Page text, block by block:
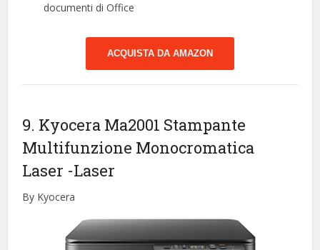
documenti di Office
ACQUISTA DA AMAZON
9. Kyocera Ma2001 Stampante
Multifunzione Monocromatica
Laser -Laser
By Kyocera